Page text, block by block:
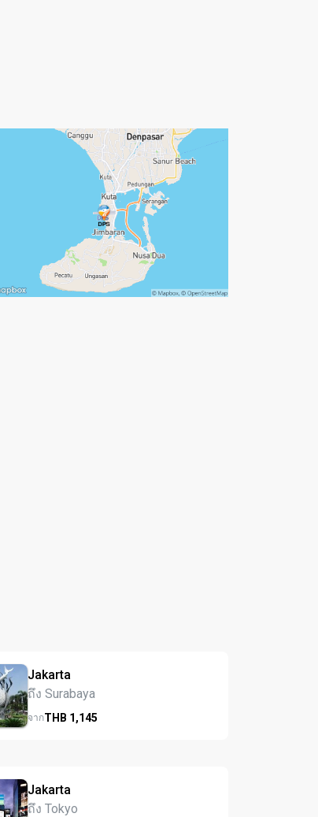
Jakarta
ถึง Surabaya
จากTHB 1,145
Jakarta
ถึง Tokyo